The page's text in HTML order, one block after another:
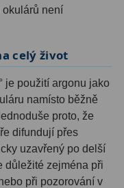
okulárů není
celý život
je použití argonu jako
namísto běžně
proto, že
difundují přes
uzavřený po delší
důležité zejména při
při pozorování v